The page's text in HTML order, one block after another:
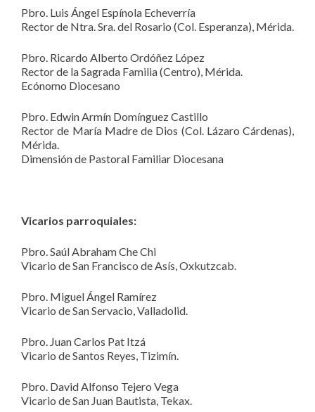
Pbro. Luis Ángel Espínola Echeverría
Rector de Ntra. Sra. del Rosario (Col. Esperanza), Mérida.
Pbro. Ricardo Alberto Ordóñez López
Rector de la Sagrada Familia (Centro), Mérida.
Ecónomo Diocesano
Pbro. Edwin Armín Domínguez Castillo
Rector de María Madre de Dios (Col. Lázaro Cárdenas),
Mérida.
Dimensión de Pastoral Familiar Diocesana
Vicarios parroquiales:
Pbro. Saúl Abraham Che Chi
Vicario de San Francisco de Asís, Oxkutzcab.
Pbro. Miguel Ángel Ramírez
Vicario de San Servacio, Valladolid.
Pbro. Juan Carlos Pat Itzá
Vicario de Santos Reyes, Tizimín.
Pbro. David Alfonso Tejero Vega
Vicario de San Juan Bautista, Tekax.